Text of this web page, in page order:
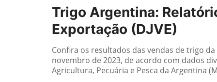
Trigo Argentina:
Exportação (DJVE)
Confira os resultados das vendas de trigo
novembro de 2023, de acordo com dados
Agricultura, Pecuária e Pesca da Argentina